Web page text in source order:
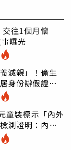
往1個月懷
曝光
滅親」！偷生
身份辦假證落
童裝標示「內外
測證明：內裡